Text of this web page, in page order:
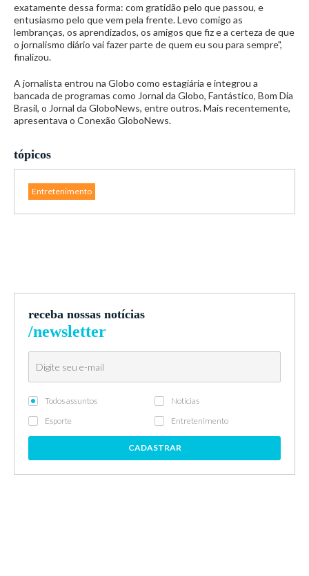
exatamente dessa forma: com gratidão pelo que passou, e
entusiasmo pelo que vem pela frente. Levo comigo as
lembranças, os aprendizados, os amigos que fiz e a certeza de que
o jornalismo diário vai fazer parte de quem eu sou para sempre",
finalizou.
A jornalista entrou na Globo como estagiária e integrou a
bancada de programas como Jornal da Globo, Fantástico, Bom Dia
Brasil, o Jornal da GloboNews, entre outros. Mais recentemente,
apresentava o Conexão GloboNews.
tópicos
Entretenimento
receba nossas notícias
/newsletter
Todos assuntos
Notícias
Esporte
Entretenimento
CADASTRAR